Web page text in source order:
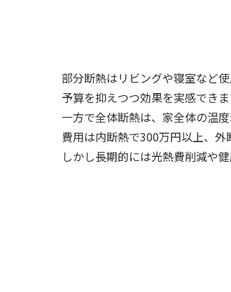
部分断熱はリビングや寝室など
予算を抑えつつ効果を実感でき
一方で全体断熱は、家全体の温
費用は内断熱で300万円以上、外
しかし長期的には光熱費削減や